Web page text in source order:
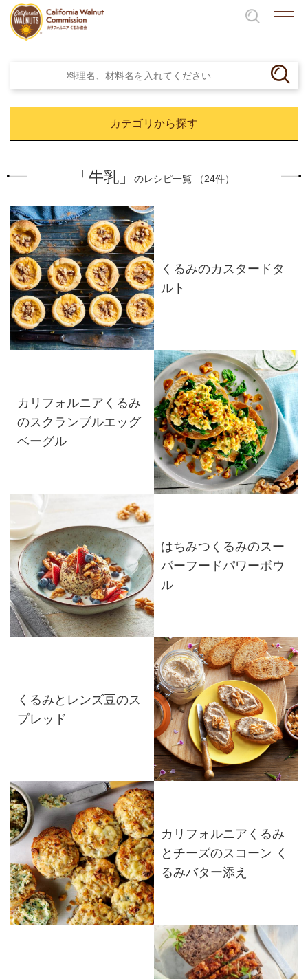
カテゴリから探す
「牛乳」 のレシピ一覧 （24件）
くるみのカスタードタ
ルト
カリフォルニアくるみ
のスクランブルエッグ
ベーグル
はちみつくるみのスー
パーフードパワーボウ
ル
くるみとレンズ豆のス
プレッド
カリフォルニアくるみ
とチーズのスコーン く
るみバター添え